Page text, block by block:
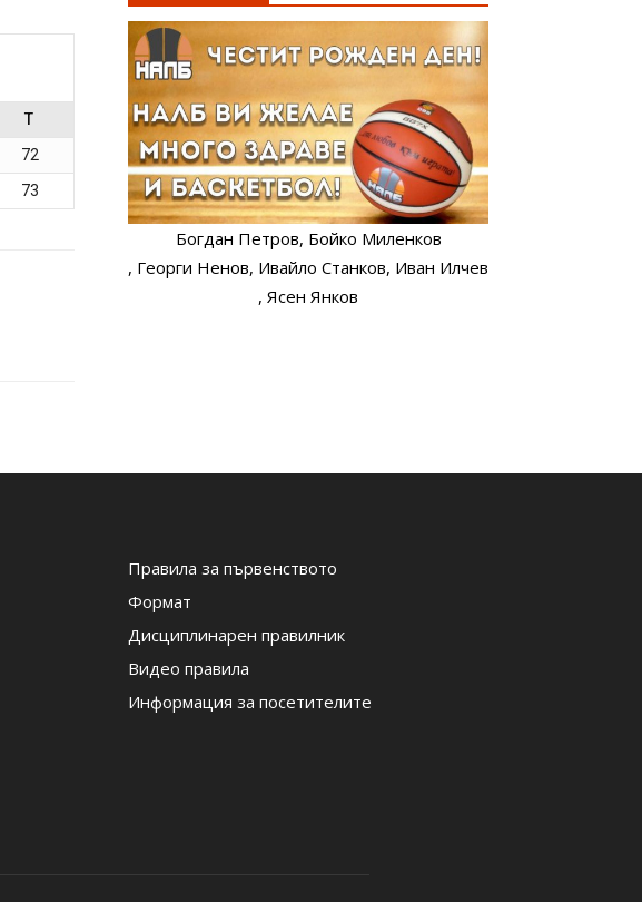
T
72
73
Богдан Петров, Бойко Миленков
, Георги Ненов, Ивайло Станков, Иван Илчев
, Ясен Янков
Правила за първенството
Формат
Дисциплинарен правилник
Видео правила
Информация за посетителите